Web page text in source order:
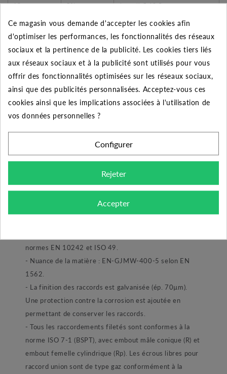
10 5% Jusqu'à5,60 €
50 10% Jusqu'à56,00 €
DESCRIPTION DU PRODUIT
Découvrez le coude égal à 90° Femelle-
raccordement de vos tuyauteries.
potable, de gaz, de vapeur, de liquide et de gaz non
corrosifs. Systèmes CVC.
normes EN 10242 et ISO 49.
- Nuance de la matière : EN-GJMW-400-5 selon EN
1562.
- La finition des raccords est galvanisée (ép. 70µm).
Une protection contre la corrosion est ajoutée en
permettant de conserver les raccords.
- Tous les raccordements filetés sont conformes à la
norme ISO 7-1 (BSPT), avec embout mâle conique (R) et
embout femelle cylindrique (Rp). Les écrous libres pour
raccord union sont de type gaz conformément à la
Ce magasin vous demande d'accepter les cookies afin
d'optimiser les performances, les fonctionnalités des réseaux
sociaux et la pertinence de la publicité. Les cookies tiers liés
aux réseaux sociaux et à la publicité sont utilisés pour vous
offrir des fonctionnalités optimisées sur les réseaux sociaux,
ainsi que des publicités personnalisées. Acceptez-vous ces
cookies ainsi que les implications associées à l'utilisation de
vos données personnelles ?
Configurer
Rejeter
Accepter